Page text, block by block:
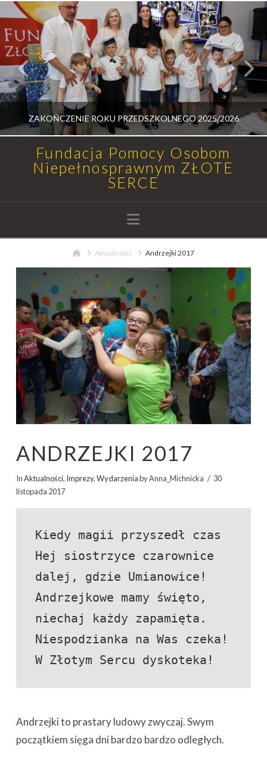
ZAKOŃCZENIE ROKU PRZEDSZKOLNEGO 2025/2026
RADOSŁAW MEDALION
14 LIPCA, 2026
Fundacja Pomocy Osobom
Niepełnosprawnym ZŁOTE
SERCE
Navigation
HomeAktualności Andrzejki 2017
ANDRZEJKI 2017
InAktualności, Imprezy,Wydarzeniaby Anna_Michnicka
30
listopada 2017
Kiedy magii przyszedł czas
Hej siostrzyce czarownice
dalej, gdzie Umianowice!
Andrzejkowe mamy święto,
niechaj każdy zapamięta.
Niespodzianka na Was czeka!
W Złotym Sercu dyskoteka!
Andrzejki to prastary ludowy zwyczaj. Swym
początkiem sięga dni bardzo bardzo odległych.